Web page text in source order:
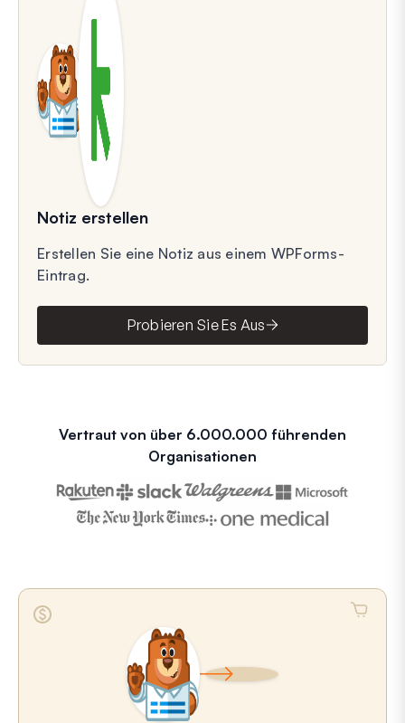
Notiz erstellen
Erstellen Sie eine Notiz aus einem WPForms-
Eintrag.
Probieren Sie Es Aus
Vertraut von über 6.000.000 führenden
Organisationen